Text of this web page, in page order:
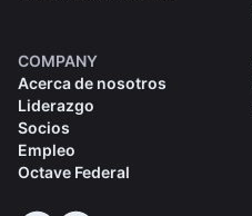
COMPANY
Acerca de nosotros
Liderazgo
Socios
Empleo
Octave Federal